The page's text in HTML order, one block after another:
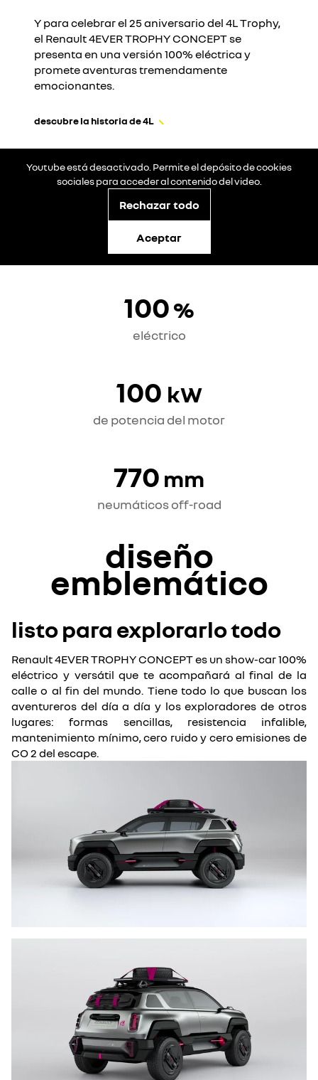
Y para celebrar el 25 aniversario del 4L Trophy,
el Renault 4EVER TROPHY CONCEPT se
presenta en una versión 100% eléctrica y
promete aventuras tremendamente
emocionantes.
descubre la historia de 4L
Youtube está desactivado. Permite el depósito de cookies
sociales para acceder al contenido del video.
Rechazar todo
Aceptar
100%
eléctrico
100 kW
de potencia del motor
770 mm
neumáticos off-road
diseño
emblemático
listo para explorarlo todo
Renault 4EVER TROPHY CONCEPT es un show-car 100%
eléctrico y versátil que te acompañará al final de la
calle o al fin del mundo. Tiene todo lo que buscan los
aventureros del día a día y los exploradores de otros
lugares: formas sencillas, resistencia infalible,
mantenimiento mínimo, cero ruido y cero emisiones de
CO 2 del escape.